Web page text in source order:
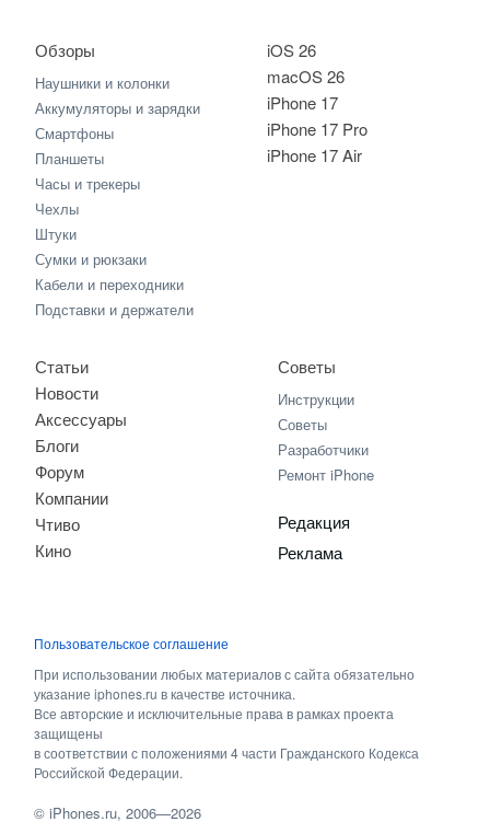
iOS 26
macOS 26
iPhone 17
iPhone 17 Pro
iPhone 17 Air
Обзоры
Наушники и колонки
Аккумуляторы и зарядки
Смартфоны
Планшеты
Часы и трекеры
Чехлы
Штуки
Сумки и рюкзаки
Кабели и переходники
Подставки и держатели
Статьи
Новости
Аксессуары
Блоги
Форум
Компании
Чтиво
Кино
Советы
Инструкции
Советы
Разработчики
Ремонт iPhone
Редакция
Реклама
Пользовательское соглашение
При использовании любых материалов с сайта обязательно
указание iphones.ru в качестве источника.
Все авторские и исключительные права в рамках проекта
защищены
в соответствии с положениями 4 части Гражданского Кодекса
Российской Федерации.
©iPhones.ru, 2006—2026